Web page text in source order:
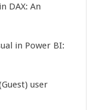
DAX: An
in Power BI:
user